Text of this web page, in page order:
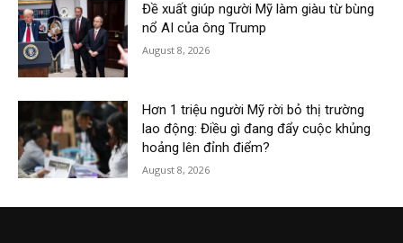
Đề xuất giúp người Mỹ làm giàu từ bùng
nổ AI của ông Trump
August 8, 2026
Hơn 1 triệu người Mỹ rời bỏ thị trường
lao động: Điều gì đang đẩy cuộc khủng
hoảng lên đỉnh điểm?
August 8, 2026